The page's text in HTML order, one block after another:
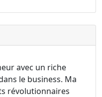
avec un riche
le business. Ma
révolutionnaires